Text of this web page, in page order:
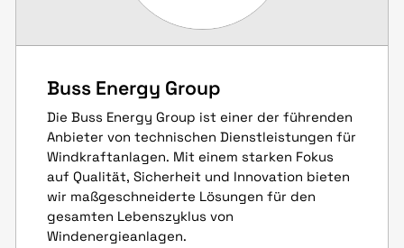
Buss Energy Group
Die Buss Energy Group ist einer der führenden
Anbieter von technischen Dienstleistungen für
Windkraftanlagen. Mit einem starken Fokus
auf Qualität, Sicherheit und Innovation bieten
wir maßgeschneiderte Lösungen für den
gesamten Lebenszyklus von
Windenergieanlagen.